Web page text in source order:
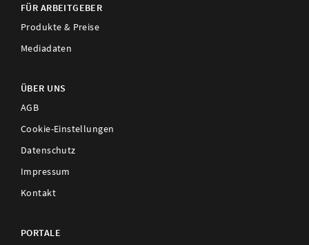
FÜR ARBEITGEBER
Produkte & Preise
Mediadaten
ÜBER UNS
AGB
Cookie-Einstellungen
Datenschutz
Impressum
Kontakt
PORTALE